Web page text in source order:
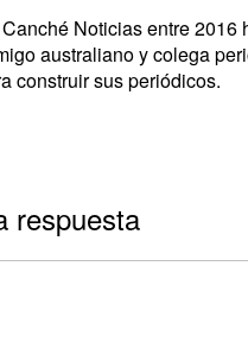
Noticias entre 2016
australiano y colega
construir sus periódicos.
respuesta